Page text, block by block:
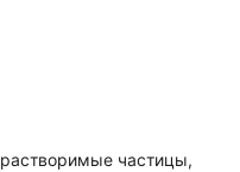
частицы,